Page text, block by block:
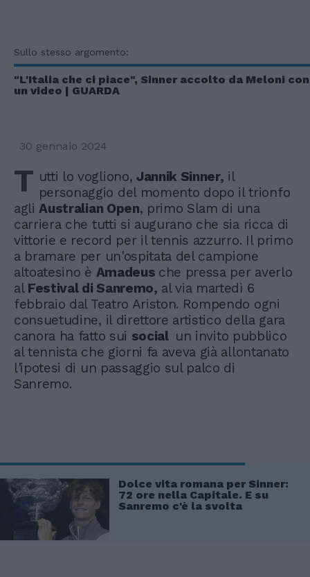
Sullo stesso argomento:
"L'Italia che ci piace", Sinner accolto da Meloni con
un video | GUARDA
30 gennaio 2024
T utti lo vogliono, Jannik Sinner, il
personaggio del momento dopo il trionfo
agliAustralian Open, primo Slam di una
carriera che tutti si augurano che sia ricca di
vittorie e record per il tennis azzurro. Il primo
a bramare per un'ospitata del campione
altoatesino è Amadeus che pressa per averlo
alFestival di Sanremo, al via martedì 6
febbraio dal Teatro Ariston. Rompendo ogni
consuetudine, il direttore artistico della gara
canora ha fatto sui social un invito pubblico
al tennista che giorni fa aveva già allontanato
l'ipotesi di un passaggio sul palco di
Sanremo.
Dolce vita romana per Sinner:
72 ore nella Capitale. E su
Sanremo c'è la svolta